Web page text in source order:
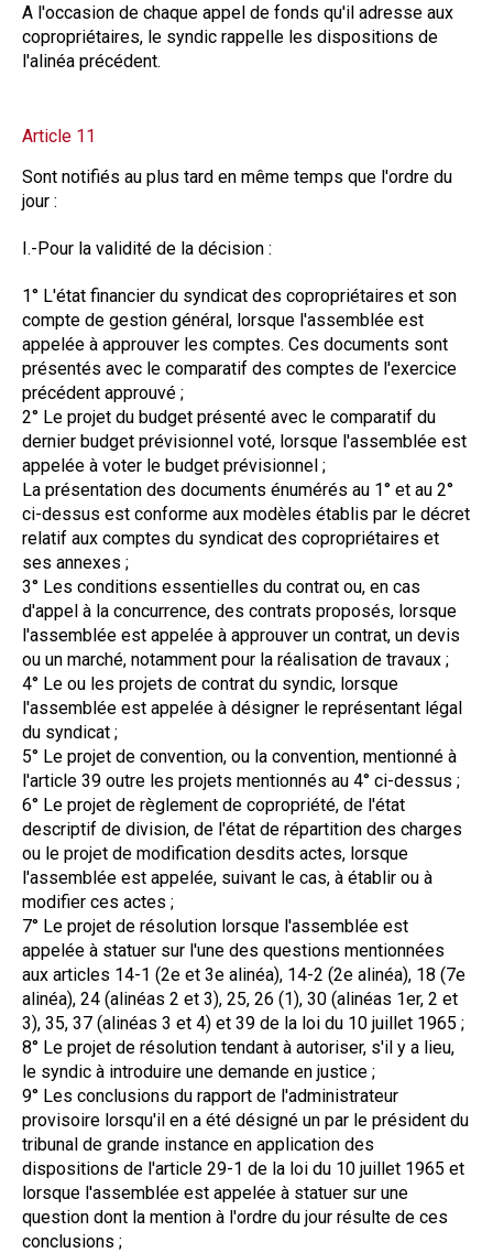
A l'occasion de chaque appel de fonds qu'il adresse aux
copropriétaires, le syndic rappelle les dispositions de
l'alinéa précédent.
Article 11
Sont notifiés au plus tard en même temps que l'ordre du
jour :
I.-Pour la validité de la décision :
1° L'état financier du syndicat des copropriétaires et son
compte de gestion général, lorsque l'assemblée est
appelée à approuver les comptes. Ces documents sont
présentés avec le comparatif des comptes de l'exercice
précédent approuvé ;
2° Le projet du budget présenté avec le comparatif du
dernier budget prévisionnel voté, lorsque l'assemblée est
appelée à voter le budget prévisionnel ;
La présentation des documents énumérés au 1° et au 2°
ci-dessus est conforme aux modèles établis par le décret
relatif aux comptes du syndicat des copropriétaires et
ses annexes ;
3° Les conditions essentielles du contrat ou, en cas
d'appel à la concurrence, des contrats proposés, lorsque
l'assemblée est appelée à approuver un contrat, un devis
ou un marché, notamment pour la réalisation de travaux ;
4° Le ou les projets de contrat du syndic, lorsque
l'assemblée est appelée à désigner le représentant légal
du syndicat ;
5° Le projet de convention, ou la convention, mentionné à
l'article 39 outre les projets mentionnés au 4° ci-dessus ;
6° Le projet de règlement de copropriété, de l'état
descriptif de division, de l'état de répartition des charges
ou le projet de modification desdits actes, lorsque
l'assemblée est appelée, suivant le cas, à établir ou à
modifier ces actes ;
7° Le projet de résolution lorsque l'assemblée est
appelée à statuer sur l'une des questions mentionnées
aux articles 14-1 (2e et 3e alinéa), 14-2 (2e alinéa), 18 (7e
alinéa), 24 (alinéas 2 et 3), 25, 26 (1), 30 (alinéas 1er, 2 et
3), 35, 37 (alinéas 3 et 4) et 39 de la loi du 10 juillet 1965 ;
8° Le projet de résolution tendant à autoriser, s'il y a lieu,
le syndic à introduire une demande en justice ;
9° Les conclusions du rapport de l'administrateur
provisoire lorsqu'il en a été désigné un par le président du
tribunal de grande instance en application des
dispositions de l'article 29-1 de la loi du 10 juillet 1965 et
lorsque l'assemblée est appelée à statuer sur une
question dont la mention à l'ordre du jour résulte de ces
conclusions ;